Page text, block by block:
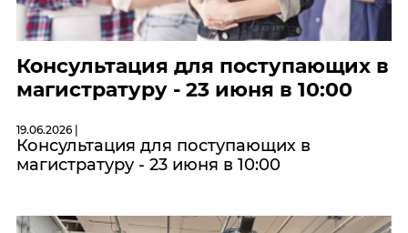
Консультация для поступающих в
магистратуру - 23 июня в 10:00
19.06.2026 |
Консультация для поступающих в
магистратуру - 23 июня в 10:00